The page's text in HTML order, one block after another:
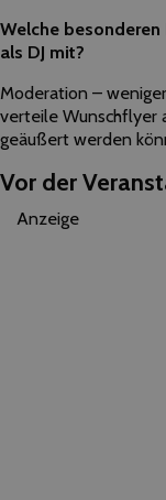
Welche
als DJ mit?
Moderation –
verteile Wunschflyer
geäußert werden
Vor der
Anzeige